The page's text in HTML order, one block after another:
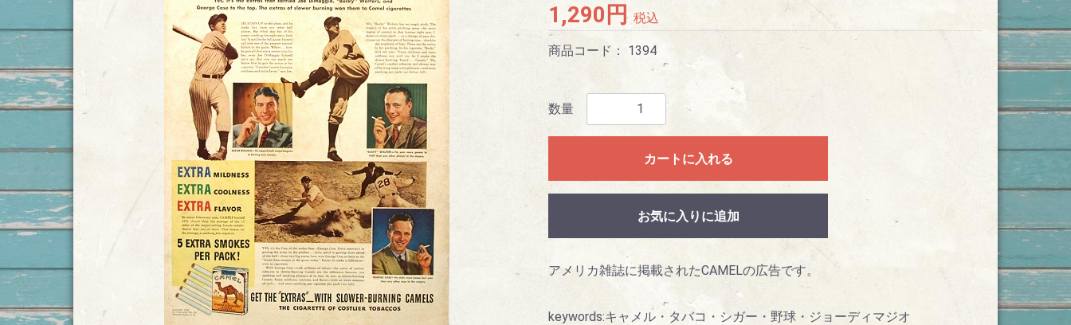
1,290円 税込
商品コード： 1394
数量
カートに入れる
お気に入りに追加
アメリカ雑誌に掲載されたCAMELの広告です。
keywords:キャメル・タバコ・シガー・野球・ジョーディマジオ